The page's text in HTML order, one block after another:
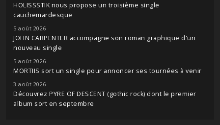
HOLISSSTIK nous propose un troisième single
cauchemardesque
5 août 2026
JOHN CARPENTER accompagne son roman graphique d'un
nouveau single
5 août 2026
MORTIIS sort un single pour annoncer ses tournées à venir
3 août 2026
Découvrez PYRE OF DESCENT (gothic rock) dont le premier
album sort en septembre